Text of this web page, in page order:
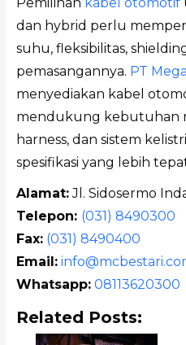
dan hybrid perlu
suhu, fleksibilitas,
pemasangannya. PT
menyediakan kabel
mendukung kebutuhan
harness, dan sistem
spesifikasi yang lebih
Alamat:Jl. Sidosermo
Telepon: (031) 8490300
Fax: (031) 8490400
Email:
Whatsapp: 08113620300
Related Posts: